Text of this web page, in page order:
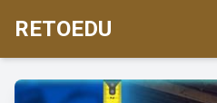
RETOEDU